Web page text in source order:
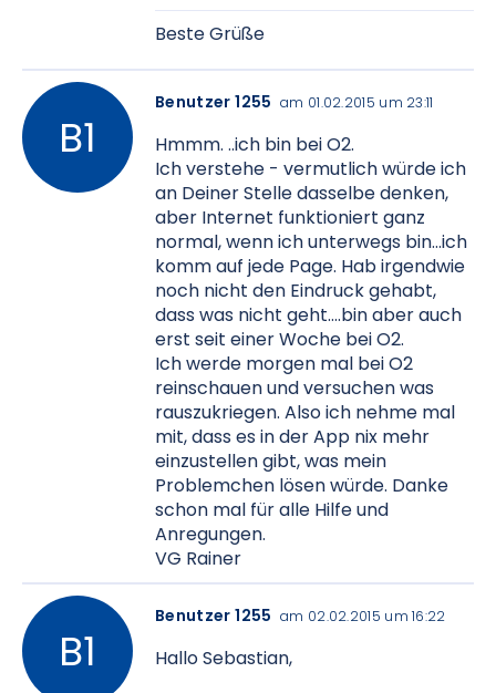
Beste Grüße
Benutzer 1255 am 01.02.2015 um 23:11
Hmmm. ..ich bin bei O2.
Ich verstehe - vermutlich würde ich
an Deiner Stelle dasselbe denken,
aber Internet funktioniert ganz
normal, wenn ich unterwegs bin...ich
komm auf jede Page. Hab irgendwie
noch nicht den Eindruck gehabt,
dass was nicht geht....bin aber auch
erst seit einer Woche bei O2.
Ich werde morgen mal bei O2
reinschauen und versuchen was
rauszukriegen. Also ich nehme mal
mit, dass es in der App nix mehr
einzustellen gibt, was mein
Problemchen lösen würde. Danke
schon mal für alle Hilfe und
Anregungen.
VG Rainer
Benutzer 1255 am 02.02.2015 um 16:22
Hallo Sebastian,